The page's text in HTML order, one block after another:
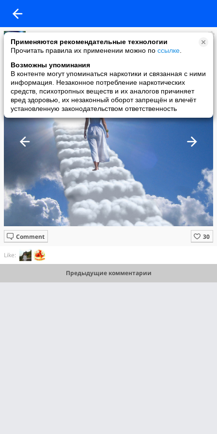
Применяются рекомендательные технологии
Прочитать правила их применении можно по ссылке
Возможны упоминания
В контенте могут упоминаться наркотики и связанная с ними
информация. Незаконное потребление наркотических
средств, психотропных веществ и их аналогов причиняет
вред здоровью, их незаконный оборот запрещён и влечёт
установленную законодательством ответственность
Александр Руколеев
added a photo
24 Sep в 15:55
Comment
Like:
Предыдущие комментарии